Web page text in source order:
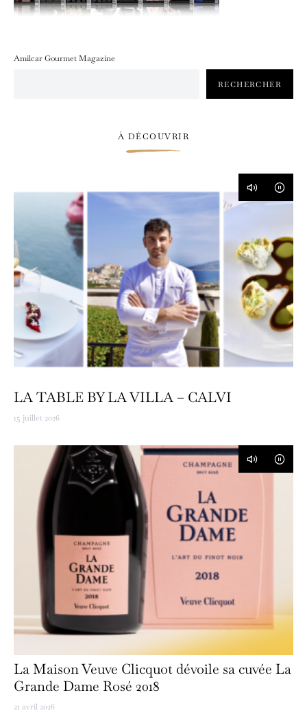
Amilcar Gourmet Magazine
RECHERCHER
À DÉCOUVRIR
LA TABLE BY LA VILLA – CALVI
15 juillet 2026
La Maison Veuve Clicquot dévoile sa cuvée La
Grande Dame Rosé 2018
21 avril 2026